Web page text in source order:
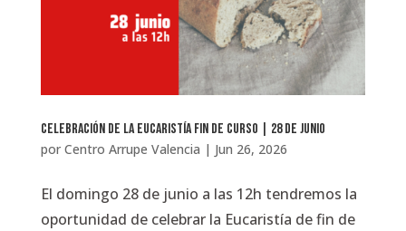
Celebración de la Eucaristía fin de curso | 28 de junio
por Centro Arrupe Valencia | Jun 26, 2026
El domingo 28 de junio a las 12h tendremos la
oportunidad de celebrar la Eucaristía de fin de